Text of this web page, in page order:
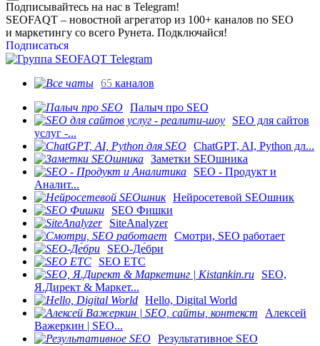
Подписывайтесь на нас в Telegram!
SEOFAQT – новостной агрегатор из 100+ каналов по SEO
и маркетингу со всего Рунета. Подключайся!
Подписаться
65 каналов
Палыч про SEO
SEO для сайтов
услуг -...
ChatGPT, AI, Python дл...
Заметки SEOшника
SEO - Продукт и
Аналит...
Нейросетевой SEOшник
SEO Фишки
SiteAnalyzer
Смотри, SEO работает
SEO-Де́бри
SEO ETC
SEO,
Я.Директ & Маркет...
Hello, Digital World
Алексей
Важеркин | SEO...
Результативное SEO